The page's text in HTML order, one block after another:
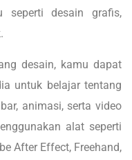
seperti desain grafis,
desain, kamu dapat
untuk belajar tentang
animasi, serta video
alat seperti
After Effect, Freehand,